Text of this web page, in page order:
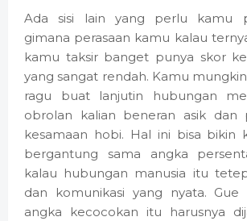
Ada sisi lain yang perlu kamu
gimana perasaan kamu kalau
kamu taksir banget punya skor
yang sangat rendah. Kamu
ragu buat lanjutin hubungan
obrolan kalian beneran asik dan
kesamaan hobi. Hal ini bisa bikin
bergantung sama angka
kalau hubungan manusia itu
dan komunikasi yang nyata. Gue
angka kecocokan itu harusnya